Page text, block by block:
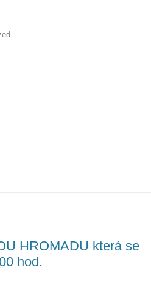
.
HROMADU která se
hod.